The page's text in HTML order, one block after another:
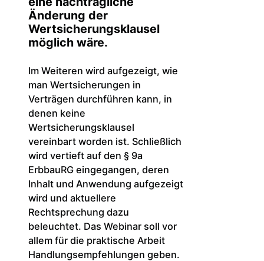
Änderung der
Wertsicherungsklausel
möglich wäre.
Im Weiteren wird aufgezeigt, wie
man Wertsicherungen in
Verträgen durchführen kann, in
denen keine
Wertsicherungsklausel
vereinbart worden ist. Schließlich
wird vertieft auf den § 9a
ErbbauRG eingegangen, deren
Inhalt und Anwendung aufgezeigt
wird und aktuellere
Rechtsprechung dazu
beleuchtet. Das Webinar soll vor
allem für die praktische Arbeit
Handlungsempfehlungen geben.